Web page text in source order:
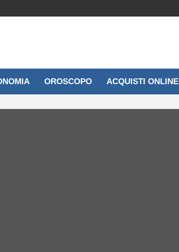
OROSCOPO ACQUISTI ONLINE